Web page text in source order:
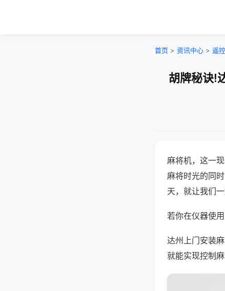
首页 > 资讯中心 > 遥
胡牌秘诀!
麻将机，这一
麻将时光的同
天，就让我们
若你在仪器使
达州上门安装
就能实现控制